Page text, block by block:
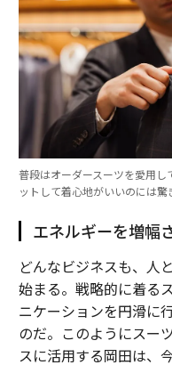
普段はオーダースーツを愛用し
ットして着心地がいいのには驚
エネルギーを増幅
どんなビジネスも、人
始まる。戦略的に着る
ニケーションを円滑に
のだ。このようにスー
スに活用する岡田は、